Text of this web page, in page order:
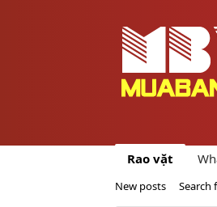
Rao vặt
New posts Search